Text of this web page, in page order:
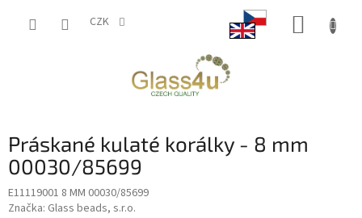
CZK
Práskané kulaté korálky - 8 mm
00030/85699
E11119001 8 MM 00030/85699
Značka: Glass beads, s.r.o.